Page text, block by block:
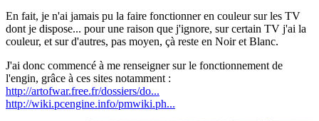
En fait, je n'ai jamais pu la faire fonctionner en couleur sur les TV
dont je dispose... pour une raison que j'ignore, sur certain TV j'ai la
couleur, et sur d'autres, pas moyen, çà reste en Noir et Blanc.
J'ai donc commencé à me renseigner sur le fonctionnement de
l'engin, grâce à ces sites notamment :
http://artofwar.free.fr/dossiers/do...
http://wiki.pcengine.info/pmwiki.ph...